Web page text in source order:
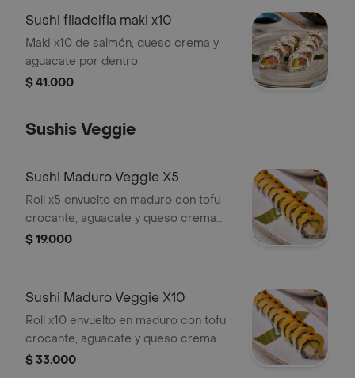
Sushi filadelfia maki x10
Maki x10 de salmón, queso crema y
aguacate por dentro.
$ 41.000
Sushis Veggie
Sushi Maduro Veggie X5
Roll x5 envuelto en maduro con tofu
crocante, aguacate y queso crema
por dentro, bañado en salsa teriyaki.
$ 19.000
Sushi Maduro Veggie X10
Roll x10 envuelto en maduro con tofu
crocante, aguacate y queso crema
por dentro, bañado en salsa teriyaki.
$ 33.000